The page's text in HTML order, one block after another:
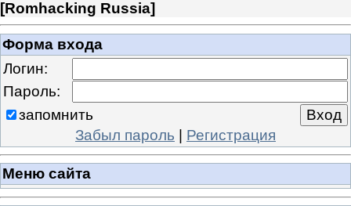
[Romhacking Russia]
Форма входа
Логин:
Пароль:
запомнить
Забыл пароль | Регистрация
Меню сайта